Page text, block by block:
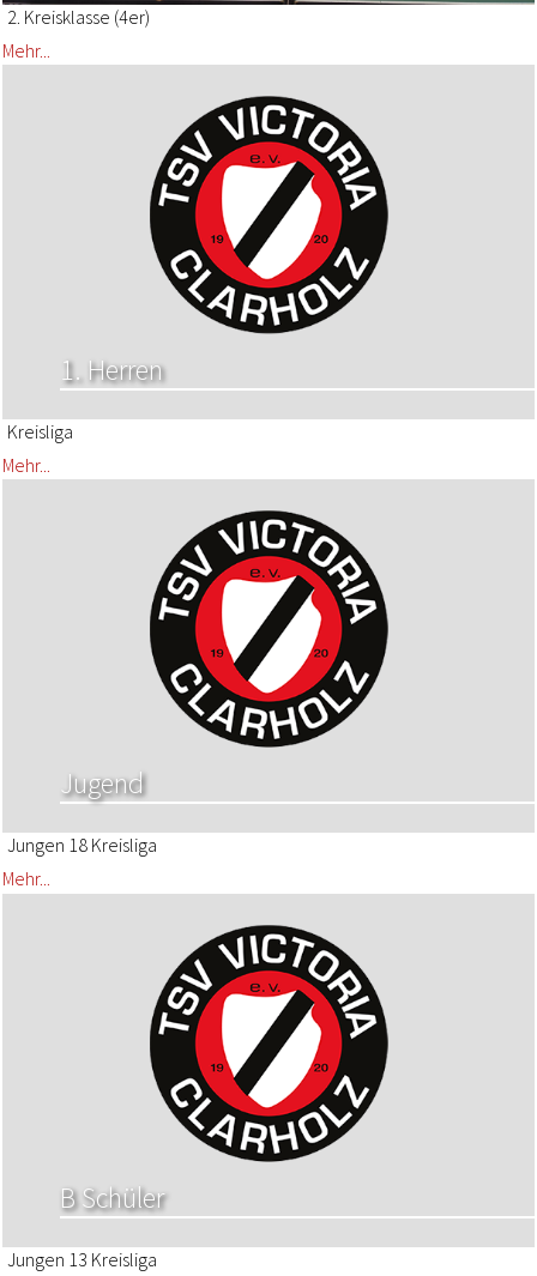
2. Kreisklasse (4er)
Mehr...
1. Herren
Kreisliga
Mehr...
Jugend
Jungen 18 Kreisliga
Mehr...
B Schüler
Jungen 13 Kreisliga